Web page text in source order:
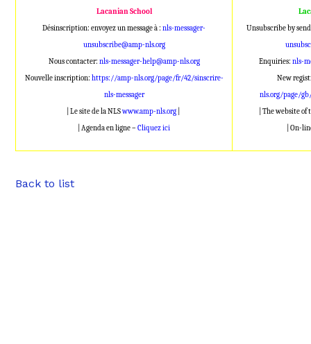
Lacanian School
Désinscription: envoyez un message à :nls-messager-
unsubscribe@amp-nls.org
Nous contacter: nls-messager-help@amp-nls.org
Nouvelle inscription: https://amp-nls.org/page/fr/42/sinscrire-
nls-messager
| Le site de la NLSwww.amp-nls.org
| Agenda en ligne –Cliquez ici
Unsubscribe by
Enquiries:nls-
New
nls.org/page/
| The website of
| On-
Back to list